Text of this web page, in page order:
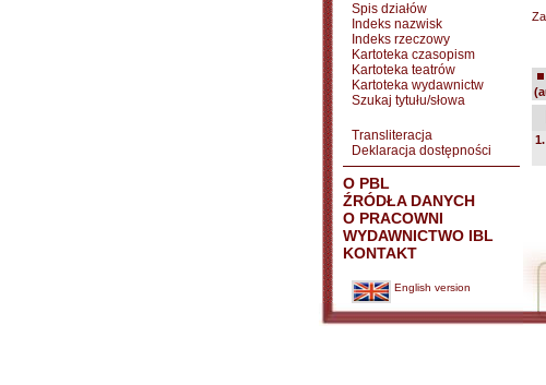
Spis działów
Indeks nazwisk
Indeks rzeczowy
Kartoteka czasopism
Kartoteka teatrów
Kartoteka wydawnictw
Szukaj tytułu/słowa
Transliteracja
Deklaracja dostępności
O PBL
ŹRÓDŁA DANYCH
O PRACOWNI
WYDAWNICTWO IBL
KONTAKT
English version
1.